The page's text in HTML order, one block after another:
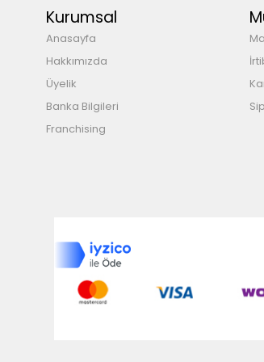
Kurumsal
Anasayfa
Hakkımızda
Üyelik
Banka Bilgileri
Franchising